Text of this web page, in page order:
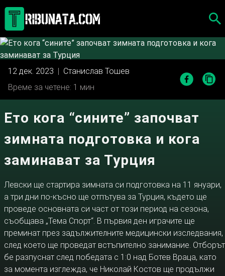
Skip
content
12 дек. 2023 | Станислав Тошев
Време за четене: 1 мин
Ето кога “сините” започват
зимната подготовка и кога
заминават за Турция
Левски ще стартира зимната си подготовка на 11 януари,
а три дни по-късно ще отпътува за Турция, където ще
проведе основната си част от този период на сезона,
съобщава „Тема Спорт“. В първия ден играчите ще
преминат през задължителните медицински изследвания,
след което ще проведат встъпително занимание. Отборът
бе разпуснат след победата с 1:0 над Ботев Враца, като
за момента изглежда, че Николай Костов ще продължи